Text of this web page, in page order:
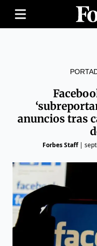
anuncios tras
Forbes Staff|